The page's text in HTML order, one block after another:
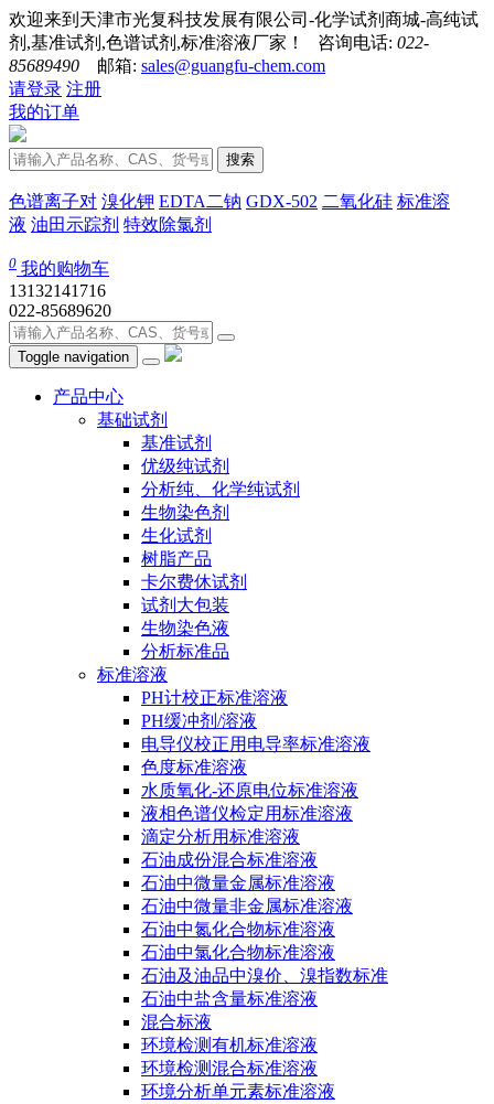
欢迎来到天津市光复科技发展有限公司-化学试剂商城-高纯试
剂,基准试剂,色谱试剂,标准溶液厂家！ 咨询电话: 022-
85689490 邮箱: sales@guangfu-chem.com
请登录 注册
我的订单
搜索
色谱离子对 溴化钾 EDTA二钠 GDX-502 二氧化硅 标准溶
液 油田示踪剂 特效除氯剂
0 我的购物车
13132141716
022-85689620
Toggle navigation
产品中心
基础试剂
基准试剂
优级纯试剂
分析纯、化学纯试剂
生物染色剂
生化试剂
树脂产品
卡尔费休试剂
试剂大包装
生物染色液
分析标准品
标准溶液
PH计校正标准溶液
PH缓冲剂/溶液
电导仪校正用电导率标准溶液
色度标准溶液
水质氧化-还原电位标准溶液
液相色谱仪检定用标准溶液
滴定分析用标准溶液
石油成份混合标准溶液
石油中微量金属标准溶液
石油中微量非金属标准溶液
石油中氮化合物标准溶液
石油中氯化合物标准溶液
石油及油品中溴价、溴指数标准
石油中盐含量标准溶液
混合标液
环境检测有机标准溶液
环境检测混合标准溶液
环境分析单元素标准溶液